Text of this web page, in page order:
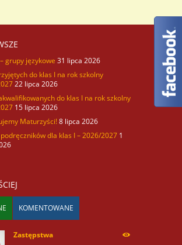
grupy językowe 31 lipca 2026
do klas I na rok szkolny
22 lipca 2026
do klas I na rok szkolny
15 lipca 2026
Maturzyści!8 lipca 2026
dla klas I – 2026/2027 1
KOMENTOWANE
Zastępstwa